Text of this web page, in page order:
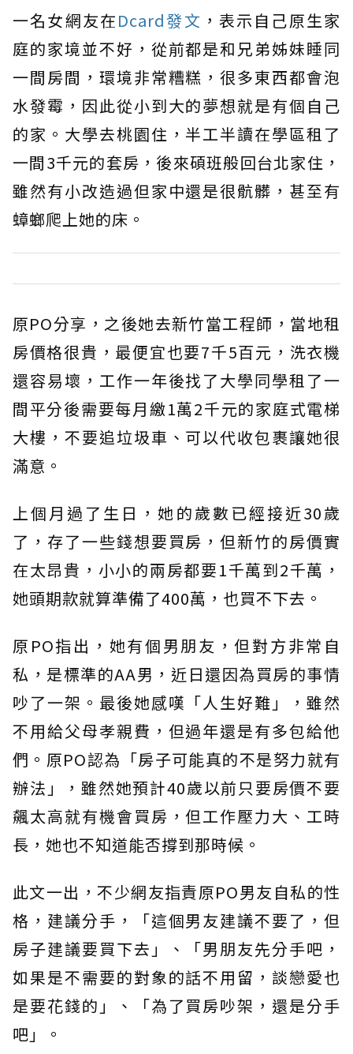
一名女網友在Dcard發文 ，表示自己原生家
庭的家境並不好，從前都是和兄弟姊妹睡同
一間房間，環境非常糟糕，很多東西都會泡
水發霉，因此從小到大的夢想就是有個自己
的家。大學去桃園住，半工半讀在學區租了
一間3千元的套房，後來碩班般回台北家住，
雖然有小改造過但家中還是很骯髒，甚至有
蟑螂爬上她的床。
原PO分享，之後她去新竹當工程師，當地租
房價格很貴，最便宜也要7千5百元，洗衣機
還容易壞，工作一年後找了大學同學租了一
間平分後需要每月繳1萬2千元的家庭式電梯
大樓，不要追垃圾車、可以代收包裹讓她很
滿意。
上個月過了生日，她的歲數已經接近30歲
了，存了一些錢想要買房，但新竹的房價實
在太昂貴，小小的兩房都要1千萬到2千萬，
她頭期款就算準備了400萬，也買不下去。
原PO指出，她有個男朋友，但對方非常自
私，是標準的AA男，近日還因為買房的事情
吵了一架。最後她感嘆「人生好難」，雖然
不用給父母孝親費，但過年還是有多包給他
們。原PO認為「房子可能真的不是努力就有
辦法」，雖然她預計40歲以前只要房價不要
飆太高就有機會買房，但工作壓力大、工時
長，她也不知道能否撐到那時候。
此文一出，不少網友指責原PO男友自私的性
格，建議分手，「這個男友建議不要了，但
房子建議要買下去」、「男朋友先分手吧，
如果是不需要的對象的話不用留，談戀愛也
是要花錢的」、「為了買房吵架，還是分手
吧」。